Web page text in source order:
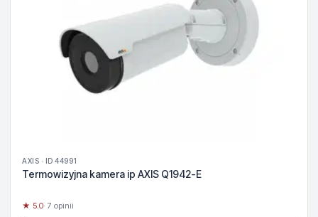
AXIS · ID 44991
Termowizyjna kamera ip AXIS Q1942-E
★ 5.0· 7 opinii